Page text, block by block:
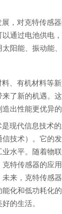
，对克特传感
通过电池供电
阳能、振动能、
、有机材料等
了新的机遇。
出性能更优异的
现代信息技术
技术）。它的
业水平。随着物
特传感器的应
来，克特传感
化和低功耗化
的生活。